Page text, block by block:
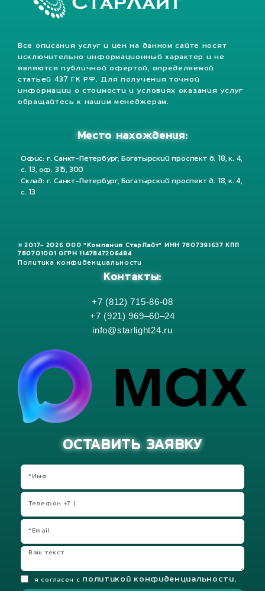
Все описания услуг и цен на данном сайте носят
исключительно информационный характер и не
являются публичной офертой, определяемой
статьей 437 ГК РФ. Для получения точной
информации о стоимости и условиях оказания услуг
обращайтесь к нашим менеджерам.
Место нахождения:
Офис: г. Санкт-Петербург, Богатырский проспект д. 18, к. 4,
с. 13, оф. 315, 300
Склад: г. Санкт-Петербург, Богатырский проспект д. 18, к. 4,
с. 13
© 2017- 2026 ООО "Компания СтарЛайт" ИНН 7807391637 КПП
780701001 ОГРН 1147847206484
Политика конфиденциальности
Контакты:
+7 (812) 715-86-08
+7 (921) 969–60–24
info@starlight24.ru
ОСТАВИТЬ ЗАЯВКУ
я согласен с политикой конфиденциальности.